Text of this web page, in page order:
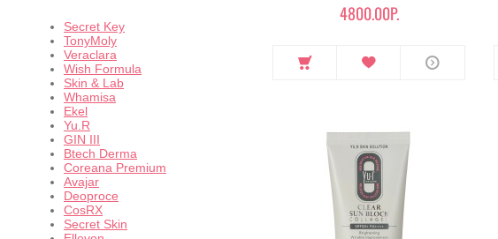
Secret Key
TonyMoly
Veraclara
Wish Formula
Skin & Lab
Whamisa
Ekel
Yu.R
GIN III
Btech Derma
Coreana Premium
Avajar
Deoproce
CosRX
Secret Skin
4800.00Р.